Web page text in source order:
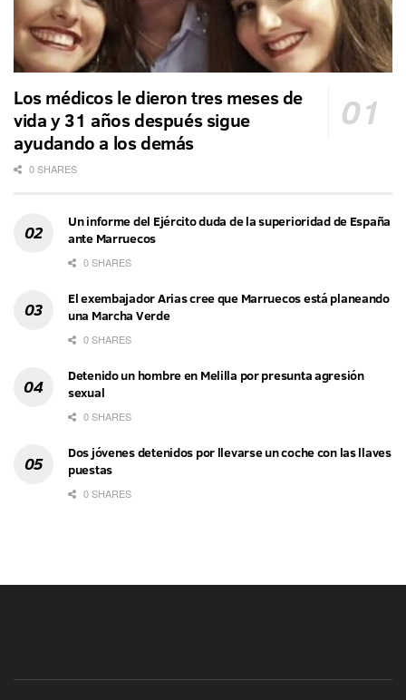
Los médicos le dieron tres meses de
vida y 31 años después sigue
ayudando a los demás
0 SHARES
Un informe del Ejército duda de la superioridad de España
ante Marruecos
0 SHARES
El exembajador Arias cree que Marruecos está planeando
una Marcha Verde
0 SHARES
Detenido un hombre en Melilla por presunta agresión
sexual
0 SHARES
Dos jóvenes detenidos por llevarse un coche con las llaves
puestas
0 SHARES